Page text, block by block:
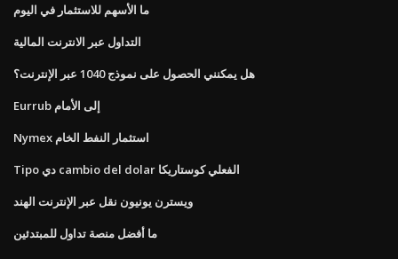
ما الأسهم للاستثمار في اليوم
التداول عبر الانترنت المالية
هل يمكنني الحصول على نموذج 1040 عبر الإنترنت؟
Eurrub إلى الأمام
Nymex استثمار النفط الخام
Tipo دي cambio del dolar الفعلي كوستاريكا
ويسترن يونيون نقل عبر الإنترنت الهند
ما أفضل منصة تداول للمبتدئين